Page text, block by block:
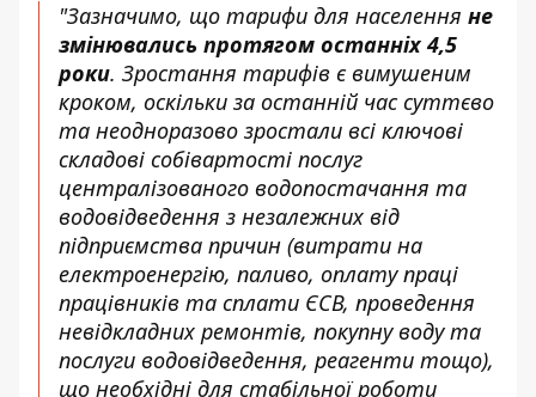
"Зазначимо, що тарифи для населення не
змінювались протягом останніх 4,5
роки. Зростання тарифів є вимушеним
кроком, оскільки за останній час суттєво
та неодноразово зростали всі ключові
складові собівартості послуг
централізованого водопостачання та
водовідведення з незалежних від
підприємства причин (витрати на
електроенергію, паливо, оплату праці
працівників та сплати ЄСВ, проведення
невідкладних ремонтів, покупну воду та
послуги водовідведення, реагенти тощо),
що необхідні для стабільної роботи